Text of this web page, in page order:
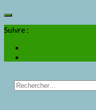
Suivre :
Rechercher :